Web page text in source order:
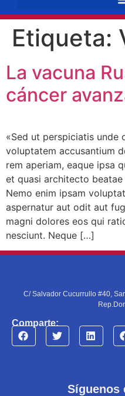
Etiqueta:
La vacuna
cáncer
«Sed ut perspiciatis unde
voluptatem accusantium
rem aperiam, eaque ipsa
et quasi architecto
Nemo enim ipsam
aspernatur aut odit aut
magni dolores eos qui
nesciunt. Neque […]
C/ Salvador Cucurrullo #40,
Comparte:
Síguenos